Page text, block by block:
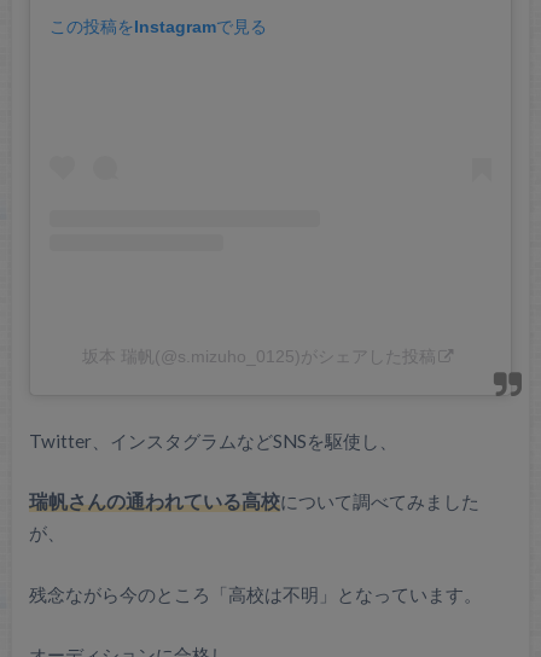
この投稿をInstagramで見る
坂本 瑞帆(@s.mizuho_0125)がシェアした投稿
Twitter、インスタグラムなどSNSを駆使し、
瑞帆さんの通われている高校について調べてみました
が、
残念ながら今のところ「高校は不明」となっています。